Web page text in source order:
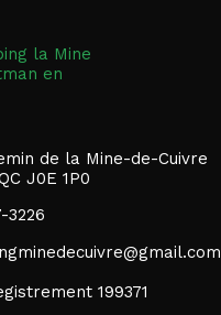
de la Mine-de-Cuivre
J0E 1P0
3226
199371